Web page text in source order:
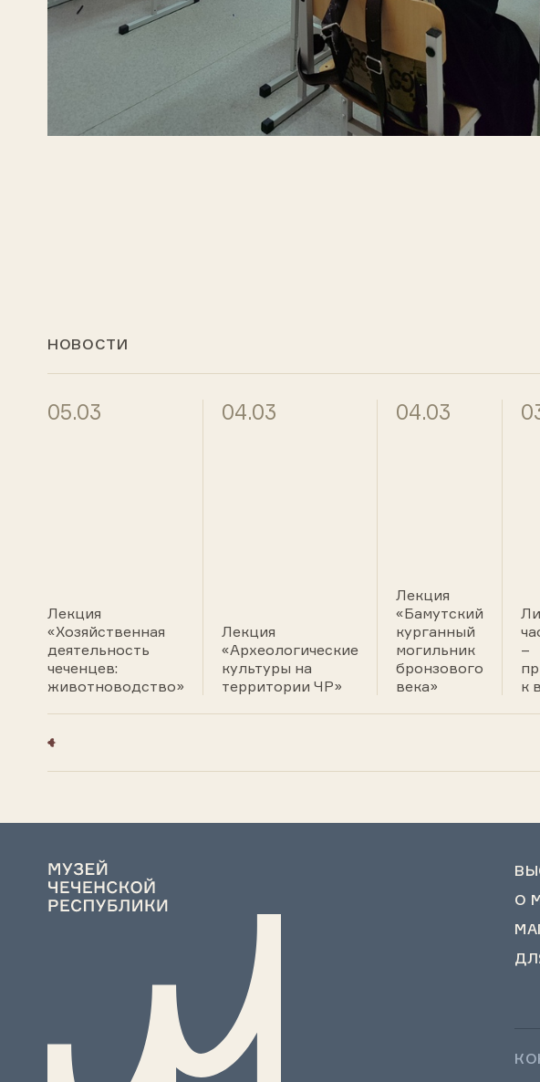
НОВОСТИ
05.03
Лекция
«Хозяйственная
деятельность
чеченцев:
животноводство»
04.03
Лекция
«Археологические
культуры на
территории ЧР»
04.03
Лекция
«Бамутский
курганный
могильник
бронзового
века»
–
к
О